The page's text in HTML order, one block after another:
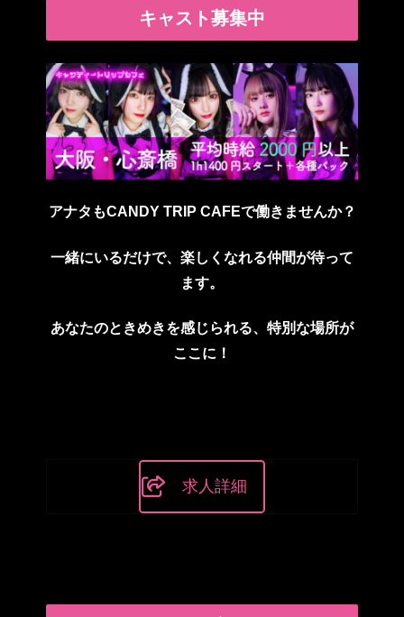
キャスト募集中
アナタもCANDY TRIP CAFEで働きませんか？
一緒にいるだけで、 楽しくなれる仲間が待って
ます。
あなたのときめきを感じられる、 特別な場所が
ここに！
求人詳細